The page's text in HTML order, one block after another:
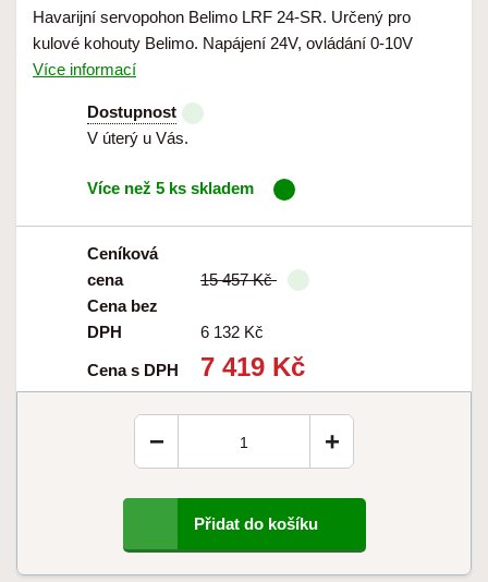
Havarijní servopohon Belimo LRF 24-SR. Určený pro
kulové kohouty Belimo. Napájení 24V, ovládání 0-10V
Více informací
Dostupnost
V úterý u Vás.
Více než 5 ks skladem
Ceníková
cena
15 457 Kč
Cena bez
DPH
6 132 Kč
Cena s DPH 7 419 Kč
+
−
Přidat do košíku